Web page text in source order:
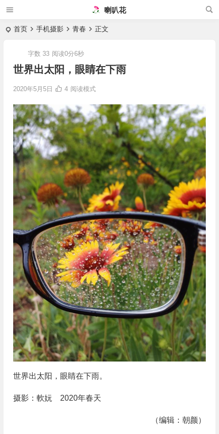
喇叭花
首页 手机摄影 青春 正文
世界出太阳，眼睛在下雨
2020年5月5日 4
字数 33 阅读0分6秒
阅读模式
世界出太阳，眼睛在下雨。
摄影：軟妧 2020年春天
（编辑：朝颜）